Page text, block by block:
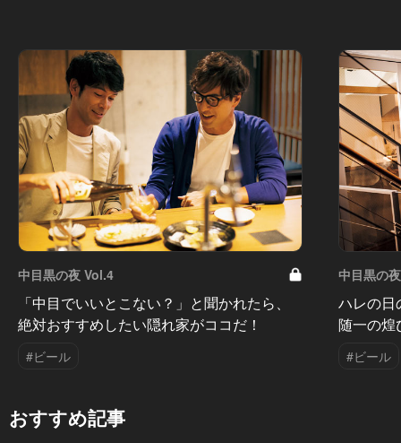
中目黒の夜 Vol.4
「中目でいいとこない？」と聞かれたら、
絶対おすすめしたい隠れ家がココだ！
#ビール
中目黒の
ハレの日
随一の煌
#ビール
おすすめ記事